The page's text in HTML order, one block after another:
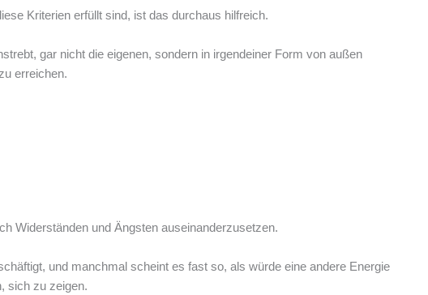
Kriterien erfüllt sind, ist das durchaus hilfreich.
gar nicht die eigenen, sondern in irgendeiner Form von außen
erreichen.
Widerständen und Ängsten auseinanderzusetzen.
und manchmal scheint es fast so, als würde eine andere Energie
sich zu zeigen.